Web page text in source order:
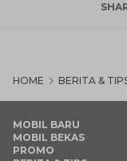
HOME BERITA &
MOBIL BARU
MOBIL BEKAS
PROMO